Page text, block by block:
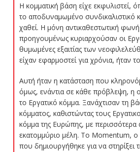
Η κομματική βάση είχε εκφυλιστεί,
το αποδυναμωμένο συνδικαλιστικό
χαθεί. Η μόνη αντικαθεστωτική φωνή
προηγουμένως κυριαρχούσαν οι
θυμωμένες εξαιτίας των
είχαν εφαρμοστεί για χρόνια, ήταν
Αυτή ήταν η κατάσταση που
όμως, ενάντια σε κάθε πρόβλεψη, η
το Εργατικό κόμμα. Ξανάχτισαν τη
κόμματος, καθιστώντας τους
κόμμα της Ευρώπης, με περισσότερα
εκατομμύριο μέλη. Το Momentum, ο
που δημιουργήθηκε για να στηρίξει